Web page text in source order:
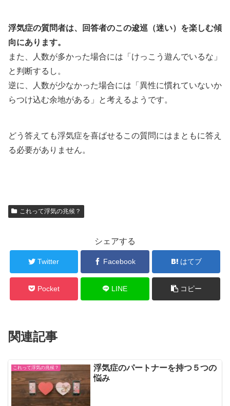
浮気症の質問者は、回答者のこの逡巡（迷い）を楽しむ傾
向にあります。
また、人数が多かった場合には「けっこう遊んでいるな」
と判断するし。
逆に、人数が少なかった場合には「異性に慣れていないか
らつけ込む余地がある」と考えるようです。
どう答えても浮気症を喜ばせるこの質問にはまともに答え
る必要がありません。
これって浮気の兆候？
シェアする
Twitter Facebook はてブ
Pocket LINE コピー
関連記事
これって浮気の兆候？
浮気症のパートナーを持つ５つの
悩み